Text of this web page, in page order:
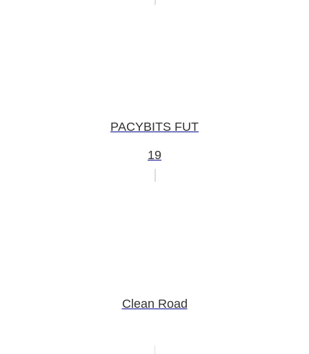
PACYBITS FUT
19
Clean Road